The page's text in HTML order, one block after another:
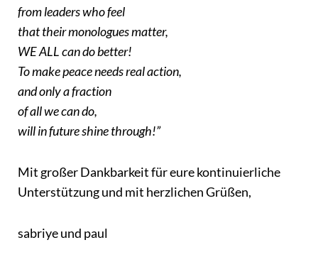
from leaders who feel
that their monologues matter,
WE ALL can do better!
To make peace needs real action,
and only a fraction
of all we can do,
will in future shine through!”
Mit großer Dankbarkeit für eure kontinuierliche
Unterstützung und mit herzlichen Grüßen,
sabriye und paul